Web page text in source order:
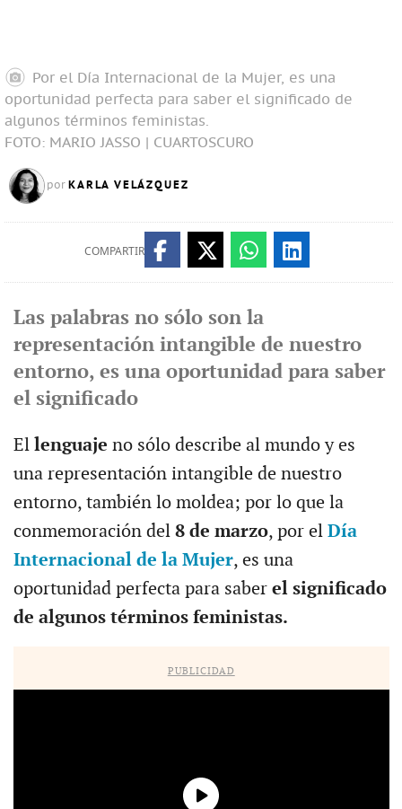
Por el Día Internacional de la Mujer, es una
oportunidad perfecta para saber el significado de
algunos términos feministas.
FOTO: MARIO JASSO | CUARTOSCURO
por KARLA VELÁZQUEZ
COMPARTIR
Las palabras no sólo son la
representación intangible de nuestro
entorno, es una oportunidad para saber
el significado
El lenguaje no sólo describe al mundo y es
una representación intangible de nuestro
entorno, también lo moldea; por lo que la
conmemoración del 8 de marzo, por el Día
Internacional de la Mujer, es una
oportunidad perfecta para saberel significado
de algunos términos feministas.
PUBLICIDAD